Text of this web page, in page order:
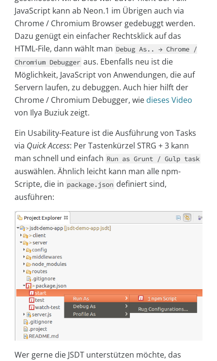
JavaScript kann ab Neon.1 im Übrigen auch via
Chrome / Chromium Browser gedebuggt werden.
Dazu genügt ein einfacher Rechtsklick auf das
HTML-File, dann wählt man Debug As.. → Chrome /
Chromium Debugger aus. Ebenfalls neu ist die
Möglichkeit, JavaScript von Anwendungen, die auf
Servern laufen, zu debuggen. Auch hier hilft der
Chrome / Chromium Debugger, wie dieses Video
von Ilya Buziuk zeigt.
Ein Usability-Feature ist die Ausführung von Tasks
via Quick Access: Per Tastenkürzel STRG + 3 kann
man schnell und einfach Run as Grunt / Gulp task
auswählen. Ähnlich leicht kann man alle npm-
Scripte, die in package.json definiert sind,
ausführen:
Wer gerne die JSDT unterstützen möchte, das